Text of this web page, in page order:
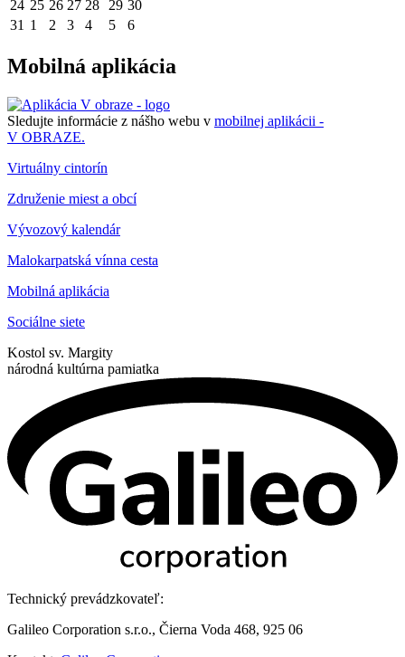
24 25 26 27 28 29 30
31 1 2 3 4 5 6
Mobilná aplikácia
Sledujte informácie z nášho webu v mobilnej aplikácii -
V OBRAZE.
Virtuálny cintorín
Združenie miest a obcí
Vývozový kalendár
Malokarpatská vínna cesta
Mobilná aplikácia
Sociálne siete
Kostol sv. Margity
národná kultúrna pamiatka
Technický prevádzkovateľ:
Galileo Corporation s.r.o., Čierna Voda 468, 925 06